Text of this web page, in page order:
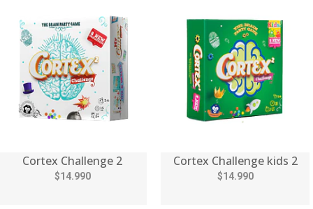
Cortex Challenge 2
$14.990
Cortex Challenge kids 2
$14.990